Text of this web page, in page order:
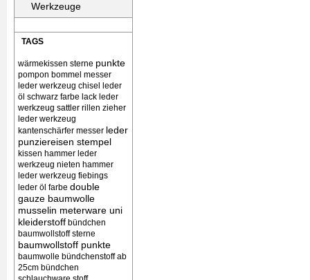
Werkzeuge
TAGS
wärmekissen sterne punkte
pompon bommel messer
leder werkzeug chisel
leder
öl schwarz farbe lack leder
werkzeug sattler rillen zieher
leder werkzeug
kantenschärfer messer leder
punziereisen stempel
kissen hammer leder
werkzeug nieten hammer
leder werkzeug fiebings
leder öl farbe double
gauze baumwolle
musselin meterware uni
kleiderstoff bündchen
baumwollstoff sterne
baumwollstoff punkte
baumwolle bündchenstoff ab
25cm bündchen